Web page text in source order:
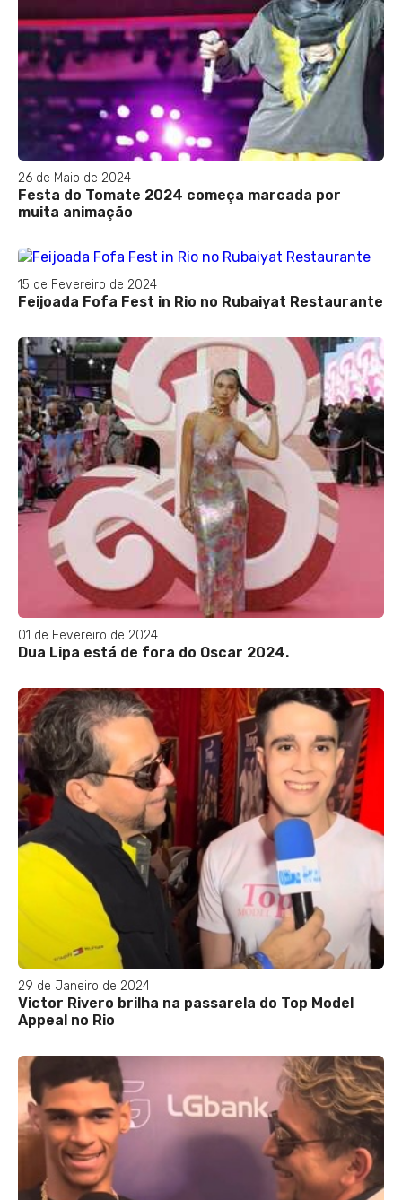
26 de Maio de 2024
Festa do Tomate 2024 começa marcada por
muita animação
15 de Fevereiro de 2024
Feijoada Fofa Fest in Rio no Rubaiyat Restaurante
01 de Fevereiro de 2024
Dua Lipa está de fora do Oscar 2024.
29 de Janeiro de 2024
Victor Rivero brilha na passarela do Top Model
Appeal no Rio